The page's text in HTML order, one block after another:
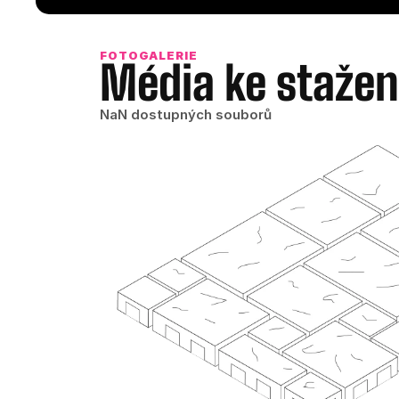
FOTOGALERIE
Média ke
NaN dostupných souborů